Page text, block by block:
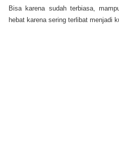
Bisa karena sudah terbiasa,
hebat karena sering terlibat menjadi